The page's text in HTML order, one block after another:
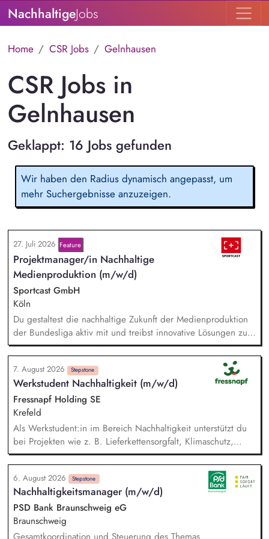
NachhaltigeJobs
Home CSR Jobs Gelnhausen
CSR Jobs in
Gelnhausen
Geklappt: 16 Jobs gefunden
Wir haben den Radius dynamisch angepasst, um
mehr Suchergebnisse anzuzeigen.
27. Juli 2026 Feature
Projektmanager/in Nachhaltige
Medienproduktion (m/w/d)
Sportcast GmbH
Köln
Du gestaltest die nachhaltige Zukunft der Medienproduktion
der Bundesliga aktiv mit und treibst innovative Lösungen zur
Reduzierung von Emissionen voran. Dein Fokus liegt auf der
Evaluierung von Reduktionspotentialen von TV-
Produktionskonzepten hinsichtlich Co2e-Fußabdruck,
Durchführung einer Machbarkeitsstudie zur emissionsfreien
USV-Stromversorgung sowie der Koordination interner und
externer Stakeholder.
7. August 2026 Stepstone
Werkstudent Nachhaltigkeit (m/w/d)
Fressnapf Holding SE
Krefeld
Als Werkstudent:in im Bereich Nachhaltigkeit unterstützt du
bei Projekten wie z. B. Lieferkettensorgfalt, Klimaschutz,
Entwaldung und nachhaltigen Verpackungen. Du hilfst bei
der Erstellung unseres Nachhaltigkeitsberichts – von der
Datensammlung bis zur Auswertung. Du bist
Ansprechpartner:in für unsere internationalen
Ländergesellschaften und Lieferanten. Bei
Nachhaltigkeitsthemen führst du eigenständig Analysen zu
den Erwartungen von Kund:innen und NGOs durch und
6. August 2026 Stepstone
Nachhaltigkeitsmanager (m/w/d)
PSD Bank Braunschweig eG
Braunschweig